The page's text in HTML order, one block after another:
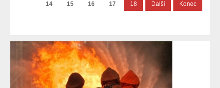
14 15 16 17 18 Další Konec